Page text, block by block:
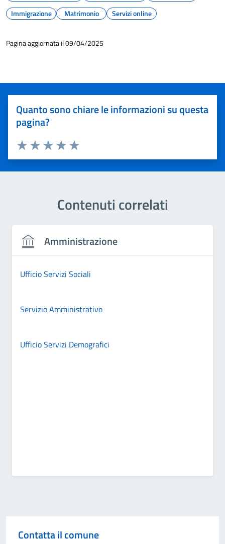
Immigrazione
Matrimonio Servizi online
Pagina aggiornata il 09/04/2025
Quanto sono chiare le informazioni su questa
pagina?
Valuta 5 stelle su 5
Valuta 4 stelle su 5
Valuta 3 stelle su 5
Valuta 2 stelle su 5
Valuta 1 stelle su 5
Contenuti correlati
Amministrazione
Ufficio Servizi Sociali
Servizio Amministrativo
Ufficio Servizi Demografici
Contatta il comune